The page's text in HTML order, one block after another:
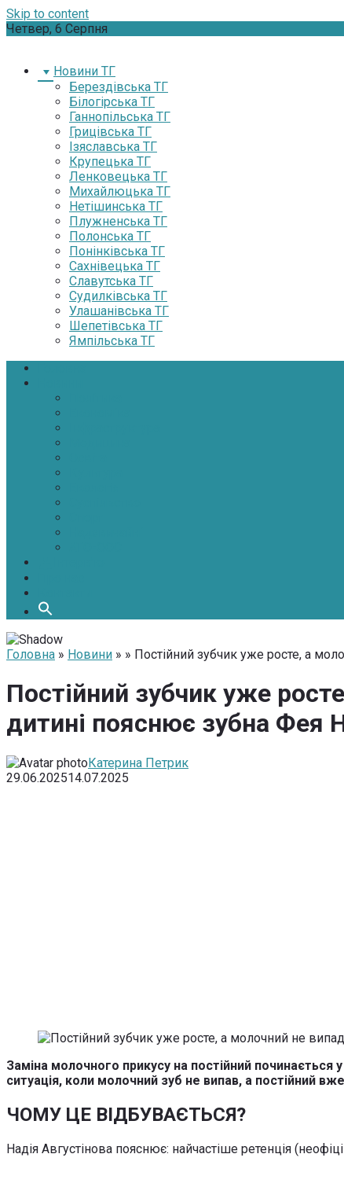
Skip to content
Четвер, 6 Серпня
Новини ТГ
Берездівська ТГ
Білогірська ТГ
Ганнопільська ТГ
Грицівська ТГ
Ізяславська ТГ
Крупецька ТГ
Ленковецька ТГ
Михайлюцька ТГ
Нетішинська ТГ
Плужненська ТГ
Полонська ТГ
Понінківська ТГ
Сахнівецька ТГ
Славутська ТГ
Судилківська ТГ
Улашанівська ТГ
Шепетівська ТГ
Ямпільська ТГ
Головна » Новини » » Постійний зубчик уже росте, а
Постійний зубчик уже
дитині пояснює зубна Фея
Катерина Петрик
29.06.202514.07.2025
Заміна молочного прикусу на постійний починається
ситуація, коли молочний зуб не випав, а постійний
ЧОМУ ЦЕ ВІДБУВАЄТЬСЯ?
Надія Августінова пояснює: найчастіше ретенція